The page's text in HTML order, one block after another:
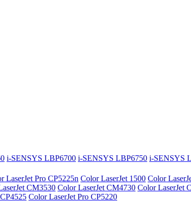
i-SENSYS LBP6700 i-SENSYS LBP6750 i-SENSYS
LaserJet Pro CP5225n Color LaserJet 1500 Color
CM3530 Color LaserJet CM4730 Color LaserJet
Color LaserJet Pro CP5220